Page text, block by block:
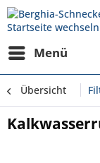
Menü
Übersicht